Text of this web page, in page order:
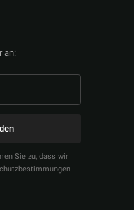
an:
Sie zu, dass wir